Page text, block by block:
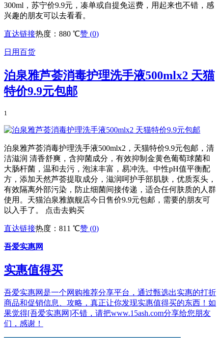
300ml，苏宁价9.9元，凑单或自提免运费，用起来也不错，感
兴趣的朋友可以去看看。
直达链接热度：880 ℃赞 (0)
日用百货
泊泉雅芦荟消毒护理洗手液500mlx2 天猫
特价9.9元包邮
1
泊泉雅芦荟消毒护理洗手液500mlx2，天猫特价9.9元包邮，清
洁滋润 清香舒爽，含抑菌成分，有效抑制金黄色葡萄球菌和
大肠杆菌，温和去污，泡沫丰富，易冲洗。中性pH值平衡配
方，添加天然芦荟提取成分，滋润呵护手部肌肤，优质泵头，
有效隔离外部污染，防止细菌间接传递，适合任何肤质的人群
使用。天猫泊泉雅旗舰店今日售价9.9元包邮，需要的朋友可
以入手了。 点击去购买
直达链接热度：811 ℃赞 (0)
吾爱实惠网
实惠值得买
吾爱实惠网是一个网购推荐分享平台，通过甄选出实惠的打折
商品和促销信息、攻略，真正让你发现实惠值得买的东西！如
果觉得[吾爱实惠网]不错，请把www.15ash.com分享给您朋友
们，感谢！